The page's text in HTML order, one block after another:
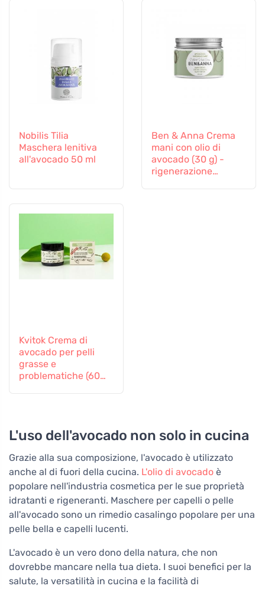
Nobilis Tilia
Maschera lenitiva
all'avocado 50 ml
Ben & Anna Crema
mani con olio di
avocado (30 g) -
rigenerazione
Kvitok Crema di
avocado per pelli
grasse e
problematiche (60
L'uso dell'avocado non solo in cucina
Grazie alla sua composizione, l'avocado è utilizzato
anche al di fuori della cucina. L'olio di avocado è
popolare nell'industria cosmetica per le sue proprietà
idratanti e rigeneranti. Maschere per capelli o pelle
all'avocado sono un rimedio casalingo popolare per una
pelle bella e capelli lucenti.
L'avocado è un vero dono della natura, che non
dovrebbe mancare nella tua dieta. I suoi benefici per la
salute, la versatilità in cucina e la facilità di